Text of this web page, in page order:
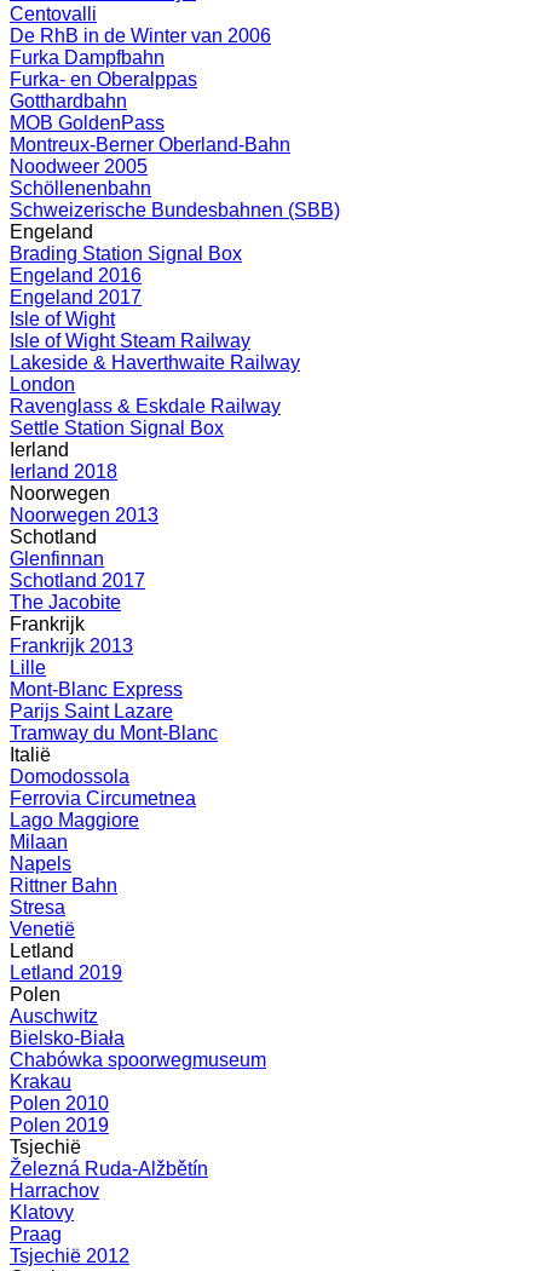
Centovalli
De RhB in de Winter van 2006
Furka Dampfbahn
Furka- en Oberalppas
Gotthardbahn
MOB GoldenPass
Montreux-Berner Oberland-Bahn
Noodweer 2005
Schöllenenbahn
Schweizerische Bundesbahnen (SBB)
Engeland
Brading Station Signal Box
Engeland 2016
Engeland 2017
Isle of Wight
Isle of Wight Steam Railway
Lakeside & Haverthwaite Railway
London
Ravenglass & Eskdale Railway
Settle Station Signal Box
Ierland
Ierland 2018
Noorwegen
Noorwegen 2013
Schotland
Glenfinnan
Schotland 2017
The Jacobite
Frankrijk
Frankrijk 2013
Lille
Mont-Blanc Express
Parijs Saint Lazare
Tramway du Mont-Blanc
Italië
Domodossola
Ferrovia Circumetnea
Lago Maggiore
Milaan
Napels
Rittner Bahn
Stresa
Venetië
Letland
Letland 2019
Polen
Auschwitz
Bielsko-Biała
Chabówka spoorwegmuseum
Krakau
Polen 2010
Polen 2019
Tsjechië
Železná Ruda-Alžbětín
Harrachov
Klatovy
Praag
Tsjechië 2012